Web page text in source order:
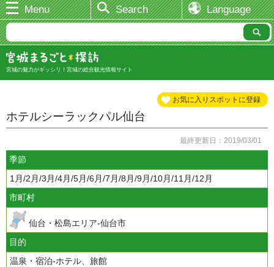
Menu Search Language
宮城の魅力がギッシリ！宮城の総合観光情報サイト
お気に入りスポットに登録
ホテルシーラックパル仙台
最終更新日：2019/03/01
季節
1月/2月/3月/4月/5月/6月/7月/8月/9月/10月/11月/12月
市町村
仙台・松島エリア-仙台市
目的
温泉・宿泊-ホテル、旅館